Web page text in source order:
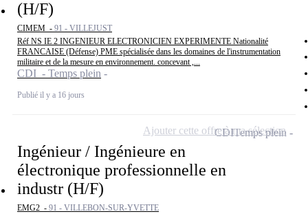
(H/F)
CIMEM - 91 - VILLEJUST
Réf NS IE 2 INGENIEUR ELECTRONICIEN EXPERIMENTE Nationalité
FRANCAISE (Défense) PME spécialisée dans les domaines de l'instrumentation
militaire et de la mesure en environnement. concevant ,...
CDI - Temps plein
Publié il y a 16 jours
Ingénieur / Ingénieure en
électronique professionnelle en
industr (H/F)
EMG2 - 91 - VILLEBON-SUR-YVETTE
CDITemps plein
Ajouter cette offre à ma sélection